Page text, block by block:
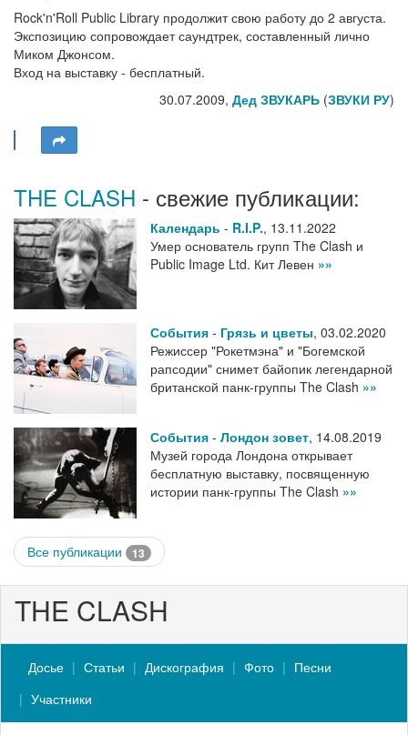
Rock'n'Roll Public Library продолжит свою работу до 2 августа.
Экспозицию сопровождает саундтрек, составленный лично
Миком Джонсом.
Вход на выставку - бесплатный.
30.07.2009, Дед ЗВУКАРЬ (ЗВУКИ РУ)
THE CLASH - свежие публикации:
Календарь - R.I.P., 13.11.2022
Умер основатель групп The Clash и
Public Image Ltd. Кит Левен »»
События - Грязь и цветы, 03.02.2020
Режиссер "Рокетмэна" и "Богемской
рапсодии" снимет байопик легендарной
британской панк-группы The Clash »»
События - Лондон зовет, 14.08.2019
Музей города Лондона открывает
бесплатную выставку, посвященную
истории панк-группы The Clash »»
Все публикации 13
THE CLASH
Досье Статьи Дискография Фото
Песни
Участники